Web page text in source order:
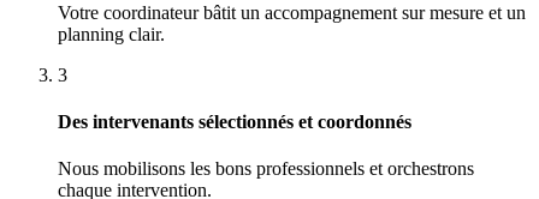
Votre coordinateur bâtit un accompagnement sur mesure et un
planning clair.
3
Des intervenants sélectionnés et coordonnés
Nous mobilisons les bons professionnels et orchestrons
chaque intervention.